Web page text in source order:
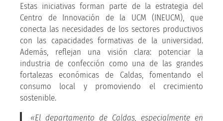
Estas iniciativas forman parte de la estrategia del
Centro de Innovación de la UCM (INEUCM), que
conecta las necesidades de los sectores productivos
con las capacidades formativas de la universidad.
Además, reflejan una visión clara: potenciar la
industria de confección como una de las grandes
fortalezas económicas de Caldas, fomentando el
consumo local y promoviendo el crecimiento
sostenible.
«El departamento de Caldas, especialmente en